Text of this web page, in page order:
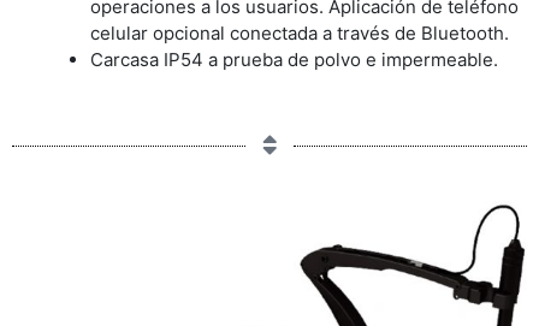
operaciones a los usuarios. Aplicación de teléfono
celular opcional conectada a través de Bluetooth.
Carcasa IP54 a prueba de polvo e impermeable.